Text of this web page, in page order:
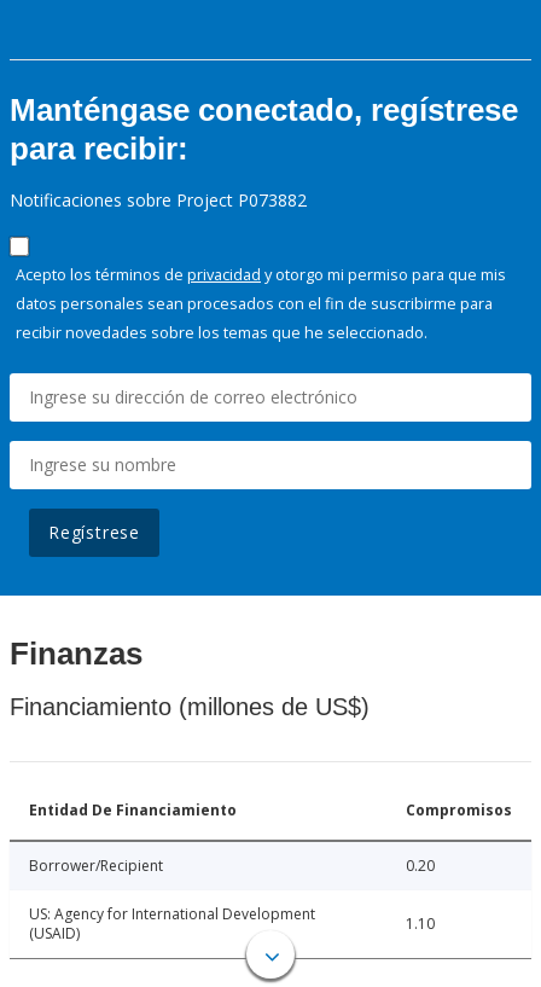
Manténgase conectado, regístrese
para recibir:
Notificaciones sobre Project P073882
Acepto los términos de privacidad y otorgo mi permiso para que mis
datos personales sean procesados con el fin de suscribirme para
recibir novedades sobre los temas que he seleccionado.
Regístrese
Finanzas
Financiamiento (millones de US$)
Entidad De Financiamiento Compromisos
Borrower/Recipient 0.20
US: Agency for International Development
(USAID)
1.10